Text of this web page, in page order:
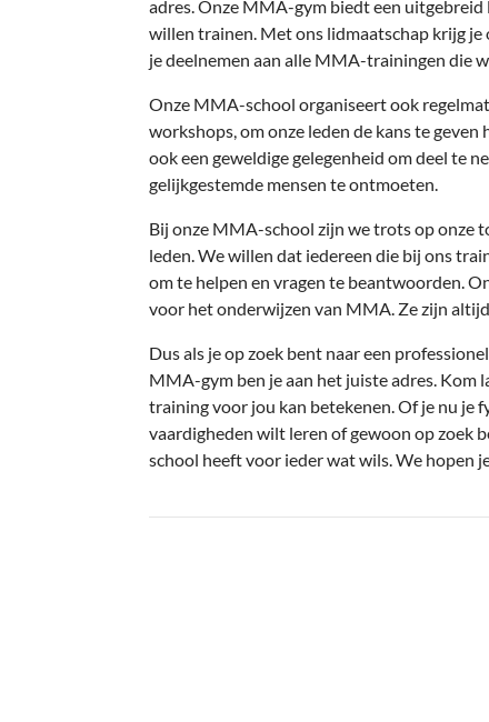
adres. Onze MMA-gym biedt een
willen trainen. Met ons lidmaatschap krijg
je deelnemen aan alle MMA-trainingen die
Onze MMA-school organiseert ook
workshops, om onze leden de kans te
ook een geweldige gelegenheid om deel te
gelijkgestemde mensen te ontmoeten.
Bij onze MMA-school zijn we trots op onze
leden. We willen dat iedereen die bij ons
om te helpen en vragen te beantwoorden.
voor het onderwijzen van MMA. Ze zijn
Dus als je op zoek bent naar een
MMA-gym ben je aan het juiste adres.
training voor jou kan betekenen. Of je nu je
vaardigheden wilt leren of gewoon op zoek
school heeft voor ieder wat wils. We hopen